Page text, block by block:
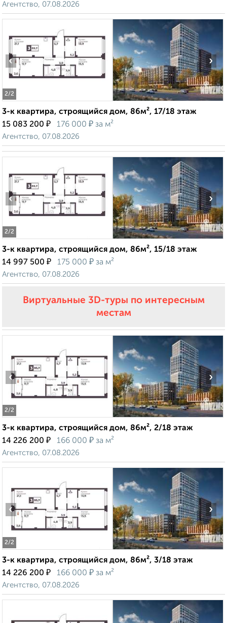
Агентство, 07.08.2026
2/2
‹ ›
3-к квартира, строящийся дом, 86м², 17/18 этаж
15 083 200 ₽ 176 000 ₽ за м²
Агентство, 07.08.2026
2/2
‹ ›
3-к квартира, строящийся дом, 86м², 15/18 этаж
14 997 500 ₽ 175 000 ₽ за м²
Агентство, 07.08.2026
Виртуальные 3D-туры по интересным
местам
2/2
‹ ›
3-к квартира, строящийся дом, 86м², 2/18 этаж
14 226 200 ₽ 166 000 ₽ за м²
Агентство, 07.08.2026
2/2
‹ ›
3-к квартира, строящийся дом, 86м², 3/18 этаж
14 226 200 ₽ 166 000 ₽ за м²
Агентство, 07.08.2026